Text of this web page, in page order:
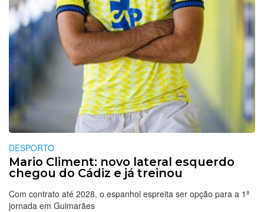
DESPORTO
Mario Climent: novo lateral esquerdo
chegou do Cádiz e já treinou
Com contrato até 2028, o espanhol espreita ser opção para a 1ª
jornada em Guimarães